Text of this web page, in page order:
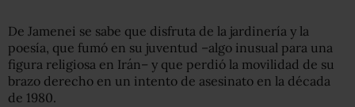
De Jamenei se sabe que disfruta de la jardinería y la
poesía, que fumó en su juventud –algo inusual para una
figura religiosa en Irán– y que perdió la movilidad de su
brazo derecho en un intento de asesinato en la década
de 1980.